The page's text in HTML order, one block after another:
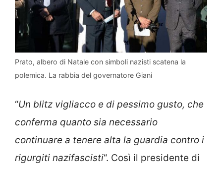
Prato, albero di Natale con simboli nazisti scatena la
polemica. La rabbia del governatore Giani
“Un blitz vigliacco e di pessimo gusto, che
conferma quanto sia necessario
continuare a tenere alta la guardia contro i
rigurgiti nazifascisti“. Così il presidente di